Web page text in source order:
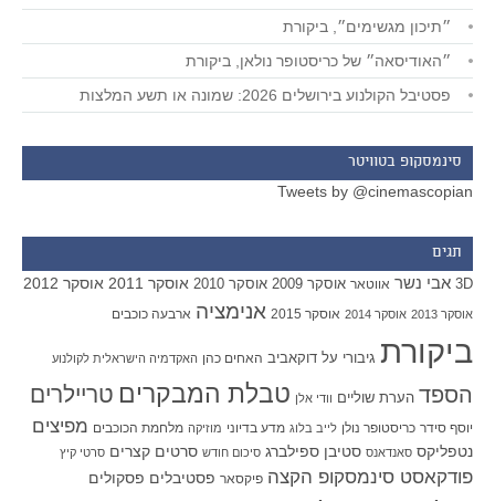
״תיכון מגשימים״, ביקורת
״האודיסאה״ של כריסטופר נולאן, ביקורת
פסטיבל הקולנוע בירושלים 2026: שמונה או תשע המלצות
סינמסקופ בטוויטר
Tweets by @cinemascopian
תגים
3D אבי נשר אווטאר אוסקר 2009 אוסקר 2010 אוסקר 2011 אוסקר 2012
אוסקר 2013 אוסקר 2014 אוסקר 2015 אנימציה ארבעה כוכבים
ביקורת גיבורי על דוקאביב האחים כהן האקדמיה הישראלית לקולנוע
הספד הערת שוליים וודי אלן טבלת המבקרים טריילרים
יוסף סידר כריסטופר נולן לייב בלוג מדע בדיוני מוזיקה מלחמת הכוכבים מפיצים
נטפליקס סאנדאנס סטיבן ספילברג סיכום חודש סרטים קצרים סרטי קיץ
פודקאסט סינמסקופ הקצה פיקסאר פסטיבלים פסקולים